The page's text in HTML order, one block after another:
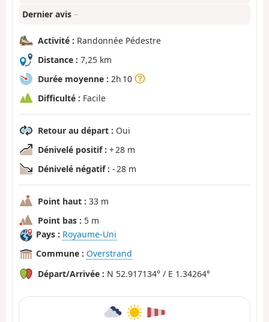
Dernier avis –
Activité : Randonnée Pédestre
Distance : 7,25 km
Durée moyenne : 2h 10
Difficulté : Facile
Retour au départ : Oui
Dénivelé positif : + 28 m
Dénivelé négatif : - 28 m
Point haut : 33 m
Point bas : 5 m
Pays : Royaume-Uni
Commune : Overstrand
Départ/Arrivée : N 52.917134° / E 1.34264°